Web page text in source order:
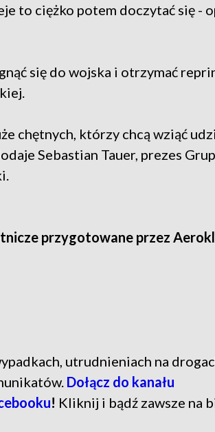
to ciężko potem doczytać się -
się do wojska i otrzymać
chętnych, którzy chcą wziąć
Sebastian Tauer, prezes
przygotowane przez
utrudnieniach na
Dołącz do kanału
! Kliknij i bądź zawsze na